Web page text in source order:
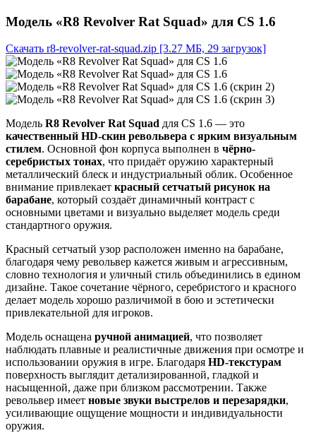
Модель «R8 Revolver Rat Squad» для CS 1.6
Скачать r8-revolver-rat-squad.zip [3.27 МБ, 29 загрузок]
Модель R8 Revolver Rat Squad для CS 1.6 — это
качественный HD-скин револьвера с ярким визуальным
стилем. Основной фон корпуса выполнен в чёрно-
серебристых тонах, что придаёт оружию характерный
металлический блеск и индустриальный облик. Особенное
внимание привлекает красный сетчатый рисунок на
барабане, который создаёт динамичный контраст с
основными цветами и визуально выделяет модель среди
стандартного оружия.
Красный сетчатый узор расположен именно на барабане,
благодаря чему револьвер кажется живым и агрессивным,
словно технология и уличный стиль объединились в едином
дизайне. Такое сочетание чёрного, серебристого и красного
делает модель хорошо различимой в бою и эстетически
привлекательной для игроков.
Модель оснащена ручной анимацией, что позволяет
наблюдать плавные и реалистичные движения при осмотре и
использовании оружия в игре. Благодаря HD-текстурам
поверхность выглядит детализированной, гладкой и
насыщенной, даже при близком рассмотрении. Также
револьвер имеет новые звуки выстрелов и перезарядки,
усиливающие ощущение мощности и индивидуальности
оружия.